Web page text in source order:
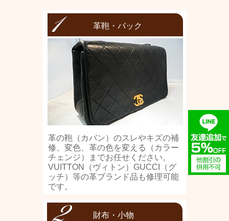
革鞄・バック
革の鞄（カバン）のスレやキズの補
修、変色、革の色を変える（カラー
チェンジ）までお任せください。
VUITTON（ヴィトン）GUCCI（グ
ッチ）等の革ブランド品も修理可能
です。
財布・小物